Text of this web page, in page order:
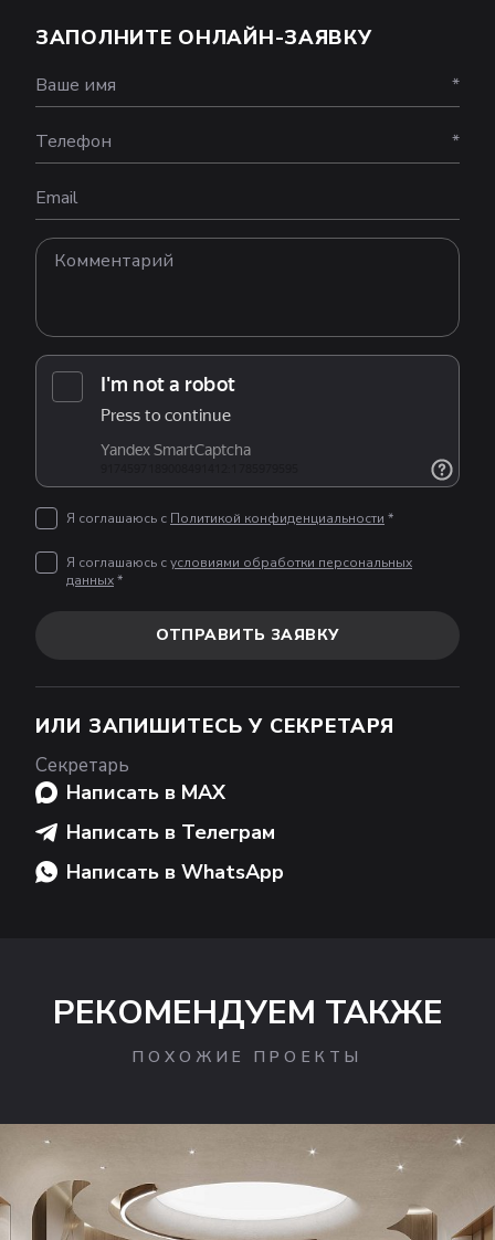
ЗАПОЛНИТЕ ОНЛАЙН-ЗАЯВКУ
Ваше имя *
Телефон *
Email
Я соглашаюсь с Политикой конфиденциальности *
Я соглашаюсь сусловиями обработки персональных
данных*
ОТПРАВИТЬ ЗАЯВКУ
ИЛИ ЗАПИШИТЕСЬ У СЕКРЕТАРЯ
Секретарь
Написать в MAX
Написать в Телеграм
Написать в WhatsApp
РЕКОМЕНДУЕМ ТАКЖЕ
ПОХОЖИЕ ПРОЕКТЫ